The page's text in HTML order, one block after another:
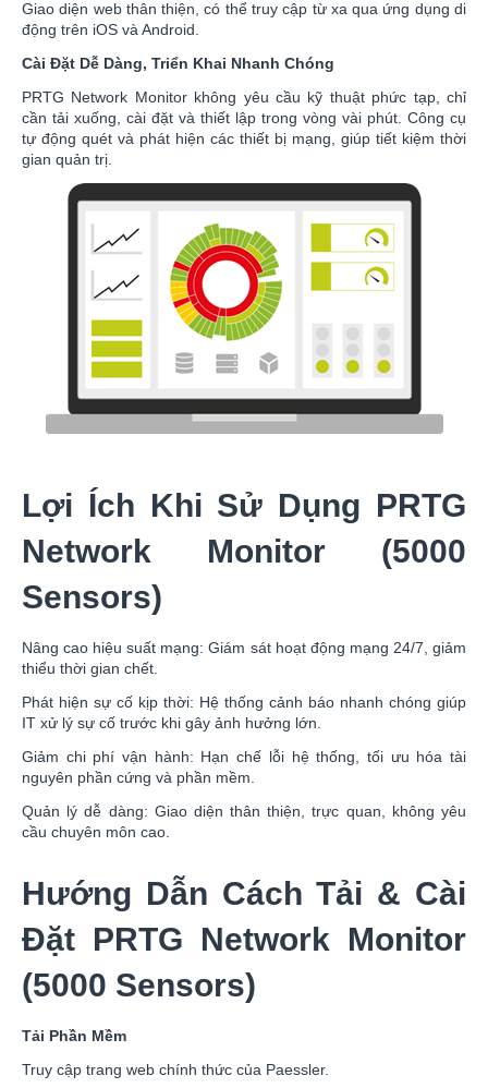
Giao diện web thân thiện, có thể truy cập từ xa qua ứng dụng di
động trên iOS và Android.
Cài Đặt Dễ Dàng, Triển Khai Nhanh Chóng
PRTG Network Monitor không yêu cầu kỹ thuật phức tạp, chỉ
cần tải xuống, cài đặt và thiết lập trong vòng vài phút. Công cụ
tự động quét và phát hiện các thiết bị mạng, giúp tiết kiệm thời
gian quản trị.
Lợi Ích Khi Sử Dụng PRTG
Network Monitor (5000
Sensors)
Nâng cao hiệu suất mạng: Giám sát hoạt động mạng 24/7, giảm
thiểu thời gian chết.
Phát hiện sự cố kịp thời: Hệ thống cảnh báo nhanh chóng giúp
IT xử lý sự cố trước khi gây ảnh hưởng lớn.
Giảm chi phí vận hành: Hạn chế lỗi hệ thống, tối ưu hóa tài
nguyên phần cứng và phần mềm.
Quản lý dễ dàng: Giao diện thân thiện, trực quan, không yêu
cầu chuyên môn cao.
Hướng Dẫn Cách Tải & Cài
Đặt PRTG Network Monitor
(5000 Sensors)
Tải Phần Mềm
Truy cập trang web chính thức của Paessler.